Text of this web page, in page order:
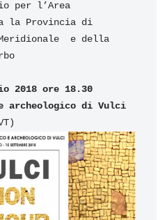
per l’Area
la Provincia di
e della
2018 ore 18.30